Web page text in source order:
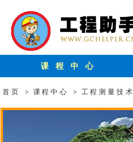
课 程 中 心
首页 > 课程中心 > 工程测量技术